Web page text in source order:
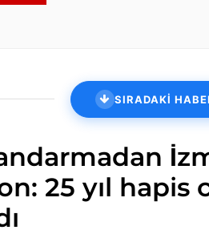
SIRADAKİ
25 yıl hapis